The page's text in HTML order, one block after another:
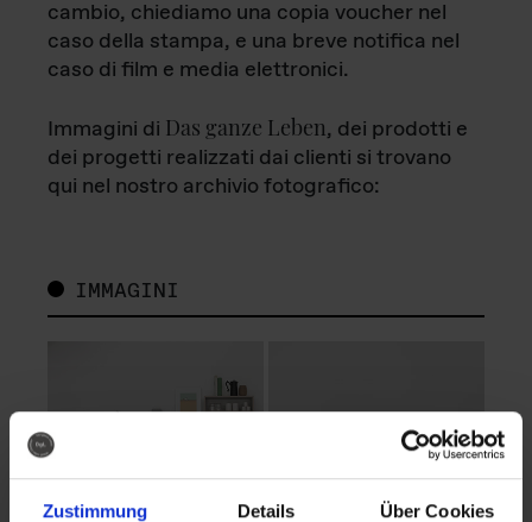
Zustimmung Details Über Cookies
cambio, chiediamo una copia voucher nel
caso della stampa, e una breve notifica nel
caso di film e media elettronici.
Immagini di Das ganze Leben, dei prodotti e
dei progetti realizzati dai clienti si trovano
qui nel nostro archivio fotografico:
IMMAGINI